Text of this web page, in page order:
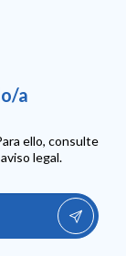
a
ello, consulte
legal.